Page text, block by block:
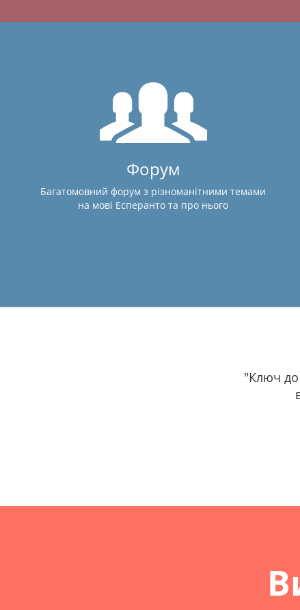
Форум
Багатомовний форум з різноманітними темами
на мові Есперанто та про нього
"Ключ до